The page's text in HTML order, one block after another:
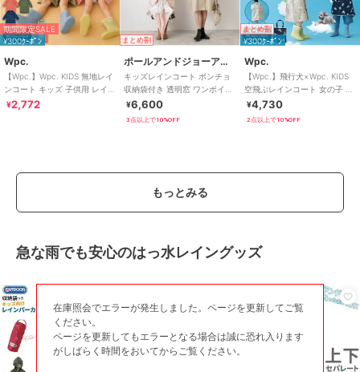
ャンプ・レジャー
/ サイクル
原産国 MADE IN CHINA
期間限定SALE
¥300ｸｰﾎﾟﾝ
Wpc.
【Wpc.】Wpc. KIDS 無地レイ
ンコート キッズ 子供用 レイン
ウェア 男の子 女の子
¥2,772
まとめ割
ポールアンドジョーアクセソワ
キッズレインコート ポンチョ
収納袋付き 透明窓 ワンポイン
ト ロゴ クリザンテーム ヌネッ
¥6,600
3点以上で10%OFF
まとめ割
¥300ｸｰﾎﾟﾝ
Wpc.
【Wpc.】飛行犬×Wpc. KIDS
空飛ぶレインコート 女の子 男
の子 レインウェア
¥4,730
2点以上で10%OFF
もっとみる
急な雨でも安心のはっ水レイングッズ
在庫照会でエラーが発生しました。ページを更新してご覧
ください。
ページを更新してもエラーとなる場合は誠に恐れ入ります
がしばらく時間をおいてからご覧ください。